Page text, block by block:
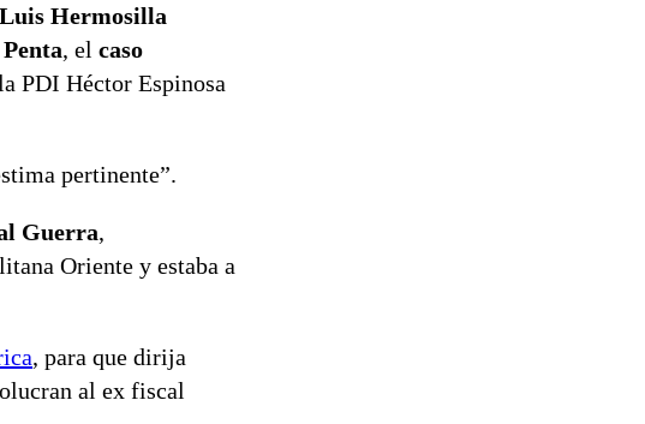
Hermosilla
, el caso
PDI Héctor Espinosa
pertinente”.
Guerra,
Oriente y estaba a
, para que dirija
al ex fiscal